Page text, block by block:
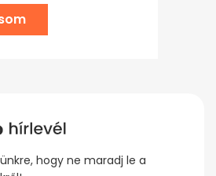
hogy ne maradj le a